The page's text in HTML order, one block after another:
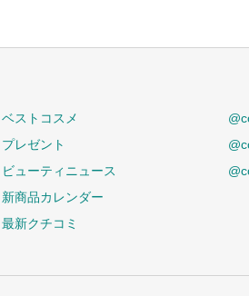
ベストコスメ
プレゼント
ビューティニュース
新商品カレンダー
最新クチコミ